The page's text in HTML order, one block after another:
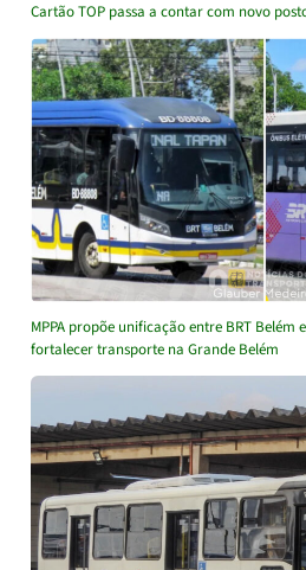
Cartão TOP passa a contar com novo
MPPA propõe unificação entre BRT Belém
fortalecer transporte na Grande Belém